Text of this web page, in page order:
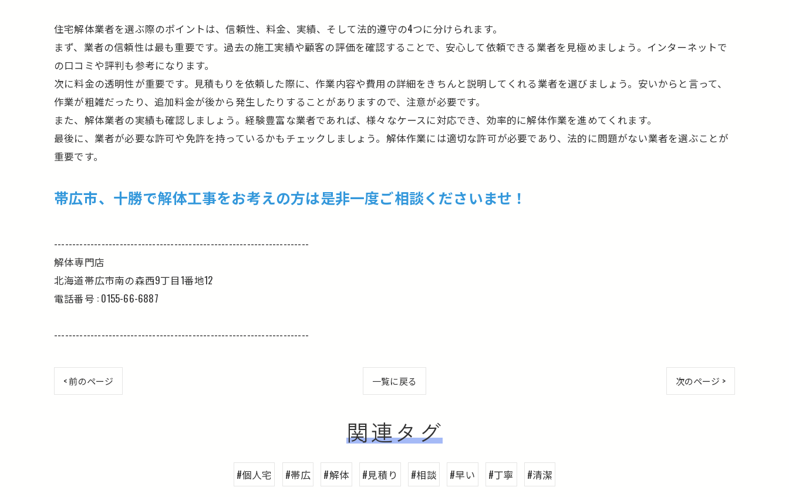
住宅解体業者を選ぶ際のポイントは、信頼性、料金、実績、そして法的遵守の4つに分けられます。
まず、業者の信頼性は最も重要です。過去の施工実績や顧客の評価を確認することで、安心して依頼できる業者を見極めましょう。インターネットで
の口コミや評判も参考になります。
次に料金の透明性が重要です。見積もりを依頼した際に、作業内容や費用の詳細をきちんと説明してくれる業者を選びましょう。安いからと言って、
作業が粗雑だったり、追加料金が後から発生したりすることがありますので、注意が必要です。
また、解体業者の実績も確認しましょう。経験豊富な業者であれば、様々なケースに対応でき、効率的に解体作業を進めてくれます。
最後に、業者が必要な許可や免許を持っているかもチェックしましょう。解体作業には適切な許可が必要であり、法的に問題がない業者を選ぶことが
重要です。
帯広市、十勝で解体工事をお考えの方は是非一度ご相談くださいませ！
----------------------------------------------------------------------
解体専門店
北海道帯広市南の森西9丁目1番地12
電話番号 : 0155-66-6887
----------------------------------------------------------------------
< 前のページ 一覧に戻る 次のページ >
関連タグ
#個人宅 #帯広 #解体 #見積り #相談 #早い #丁寧 #清潔